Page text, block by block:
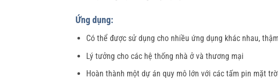
Ứng dụng:
Có thể được sử dụng cho nhiều ứng dụng khác nhau,
Lý tưởng cho các hệ thống nhà ở và thương mại
Hoàn thành một dự án quy mô lớn với các tấm pin mặt